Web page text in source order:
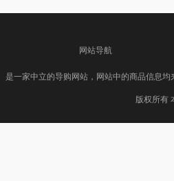
网站导航
是一家中立的导购网站，网站中的商品信息
版权所有